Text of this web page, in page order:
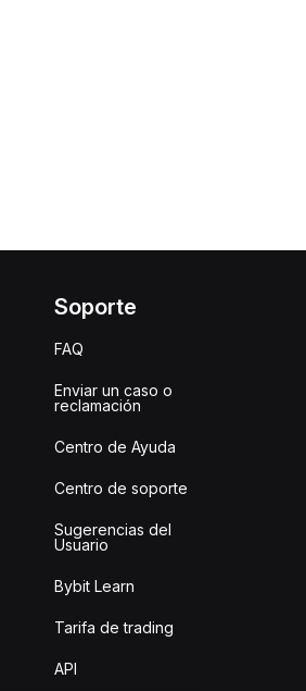
Soporte
FAQ
Enviar un caso o
reclamación
Centro de Ayuda
Centro de soporte
Sugerencias del
Usuario
Bybit Learn
Tarifa de trading
API